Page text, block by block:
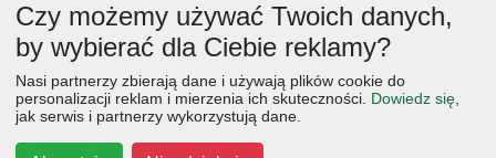
z makaronem(199) do 30 minut(21) ryby i owoce morza(1177)
do 15 minut(34) zapiekanki(1962) śniadania(4998)
desery
salatki
boże narodzenie warzywa wielkanoc
przekaski
dania główne
jajka wegetariańskie czekolada
kurczak śniadania
Czy możemy używać Twoich danych,
by wybierać dla Ciebie reklamy?
Nasi partnerzy zbierają dane i używają plików cookie do
personalizacji reklam i mierzenia ich skuteczności. Dowiedz się
jak serwis i partnerzy wykorzystują dane.